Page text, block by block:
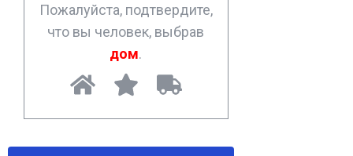
Пожалуйста, подтвердите,
что вы человек, выбрав
дом.